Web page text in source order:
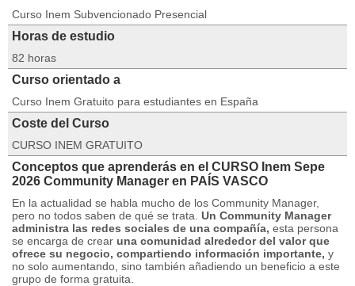
Curso Inem Subvencionado Presencial
Horas de estudio
82 horas
Curso orientado a
Curso Inem Gratuito para estudiantes en España
Coste del Curso
CURSO INEM GRATUITO
Conceptos que aprenderás en el CURSO Inem Sepe
2026 Community Manager en PAÍS VASCO
En la actualidad se habla mucho de los Community Manager,
pero no todos saben de qué se trata. Un Community Manager
administra las redes sociales de una compañía, esta persona
se encarga de crear una comunidad alrededor del valor que
ofrece su negocio, compartiendo información importante, y
no solo aumentando, sino también añadiendo un beneficio a este
grupo de forma gratuita.